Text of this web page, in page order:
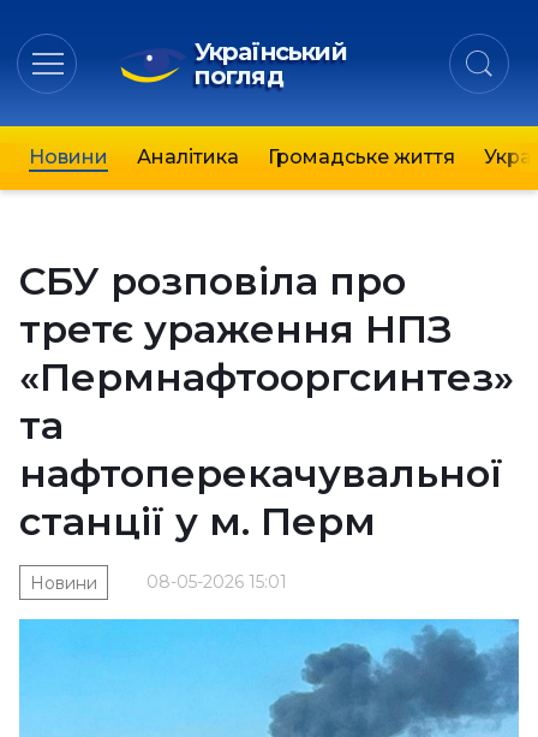
Український
погляд
Новини Аналітика Громадське життя
СБУ розповіла про
третє ураження НПЗ
«Пермнафтооргсинтез»
та
нафтоперекачувальної
станції у м. Перм
08-05-2026 15:01
Новини